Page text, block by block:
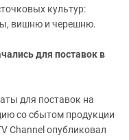
культур:
вишню и черешню.
для поставок в
для поставок на
со сбытом продукции
Channel опубликовал